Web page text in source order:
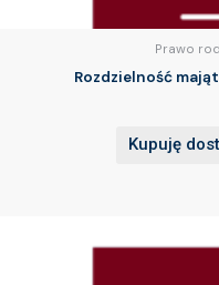
Prawo
Rozdzielność
Kupuję